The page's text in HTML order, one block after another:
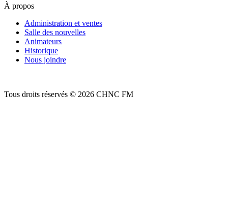
À propos
Administration et ventes
Salle des nouvelles
Animateurs
Historique
Nous joindre
Tous droits réservés © 2026 CHNC FM